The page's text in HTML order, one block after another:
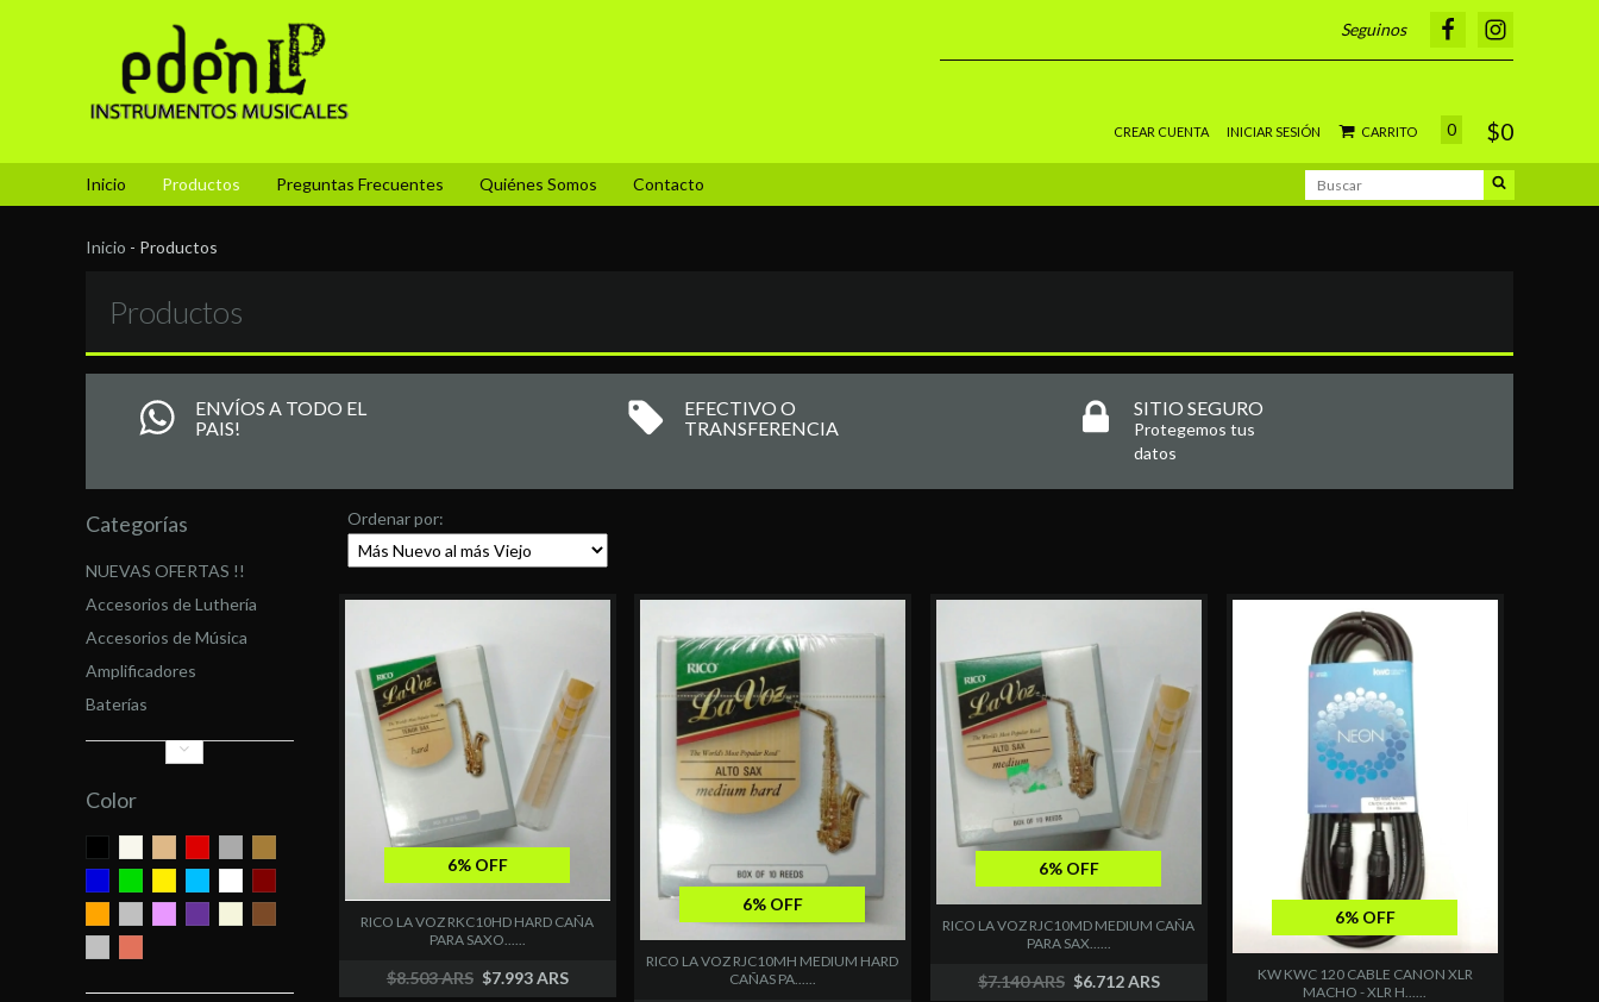
Seguinos
CREAR CUENTA INICIAR SESIÓN CARRITO 0 $0
Inicio Productos Preguntas Frecuentes Quiénes Somos Contacto
Inicio - Productos
Productos
ENVÍOS A TODO EL
PAIS!
EFECTIVO O
TRANSFERENCIA
SITIO SEGURO
Protegemos tus
datos
Categorías
NUEVAS OFERTAS !!
Accesorios de Luthería
Accesorios de Música
Amplificadores
Baterías
Color
Ordenar por:
6% OFF
RICO LA VOZ RKC10HD HARD CAÑA
PARA SAXO......
$8.503 ARS $7.993 ARS
6% OFF
RICO LA VOZ RJC10MH MEDIUM HARD
CAÑAS PA......
6% OFF
RICO LA VOZ RJC10MD MEDIUM CAÑA
PARA SAX......
$7.140 ARS $6.712 ARS
6% OFF
KW KWC 120 CABLE CANON XLR
MACHO - XLR H......